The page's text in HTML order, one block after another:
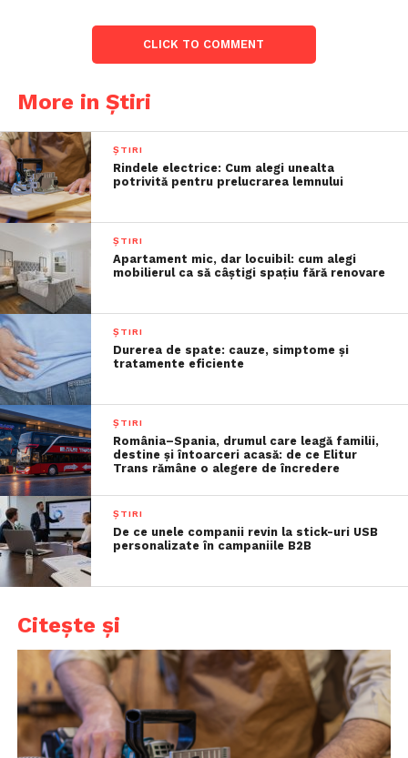
CLICK TO COMMENT
More in Știri
ȘTIRI
Rindele electrice: Cum alegi unealta
potrivită pentru prelucrarea lemnului
ȘTIRI
Apartament mic, dar locuibil: cum alegi
mobilierul ca să câștigi spațiu fără renovare
ȘTIRI
Durerea de spate: cauze, simptome și
tratamente eficiente
ȘTIRI
România–Spania, drumul care leagă familii,
destine și întoarceri acasă: de ce Elitur
Trans rămâne o alegere de încredere
ȘTIRI
De ce unele companii revin la stick-uri USB
personalizate în campaniile B2B
Citește și